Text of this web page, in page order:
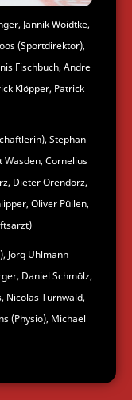
Jannik Woidtke,
(Sportdirektor),
Fischbuch, Andre
Klöpper, Patrick
Stephan
Wasden, Cornelius
Dieter Orendorz,
Oliver Püllen,
Jörg Uhlmann
Daniel Schmölz,
Nicolas Turnwald,
(Physio), Michael